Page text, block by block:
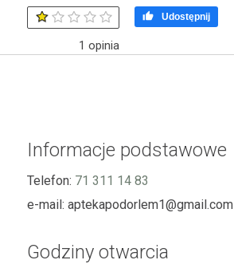
1 opinia
 Udostępnij
Informacje podstawowe
Telefon: 71 311 14 83
e-mail: aptekapodorlem1@gmail.com
Godziny otwarcia